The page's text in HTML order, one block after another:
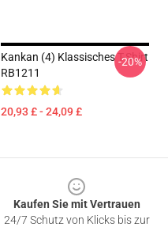
Kankan (4) Klassisches T-Shirt
RB1211
20,93 £ - 24,09 £
-20%
Kaufen Sie mit Vertrauen
24/7 Schutz von Klicks bis zur